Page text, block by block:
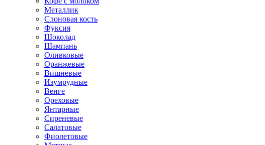
Металлик
Слоновая кость
Фуксия
Шоколад
Шампань
Оливковые
Оранжевые
Вишневые
Изумрудные
Венге
Ореховые
Янтарные
Сиреневые
Салатовые
Фиолетовые